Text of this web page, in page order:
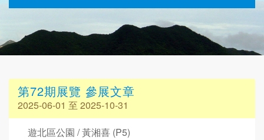
第72期展覽 參展文章
2025-06-01 至 2025-10-31
遊北區公園 / 黃湘喜 (P5)